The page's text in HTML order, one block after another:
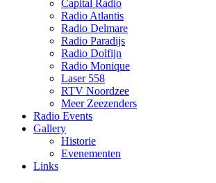
Capital Radio
Radio Atlantis
Radio Delmare
Radio Paradijs
Radio Dolfijn
Radio Monique
Laser 558
RTV Noordzee
Meer Zeezenders
Radio Events
Gallery
Historie
Evenementen
Links